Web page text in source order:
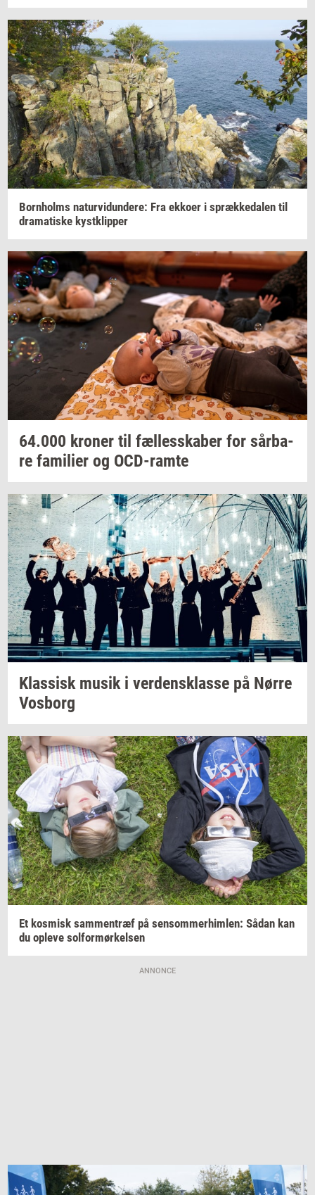
Born­holms na­tur­vi­dun­de­re: Fra ek­ko­er i spræk­ke­da­len til
dra­ma­ti­ske kyst­klip­per
64.000 kro­ner til fæl­les­ska­ber for sår­ba­
re fa­mi­li­er og OCD-​ramte
Klas­siskmusik i ver­dens­klas­se på Nørre
Vos­borg
Et kos­misk sam­men­træf på sen­som­mer­him­len: Sådan kan
du op­le­ve sol­for­mør­kel­sen
ANNONCE